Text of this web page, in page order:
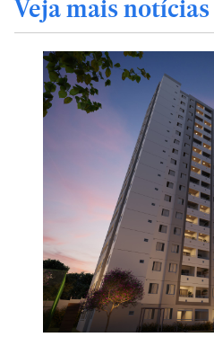
Veja mais